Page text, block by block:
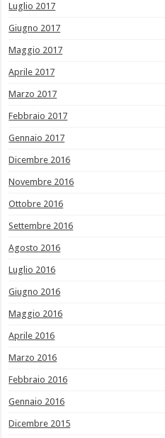
Luglio 2017
Giugno 2017
Maggio 2017
Aprile 2017
Marzo 2017
Febbraio 2017
Gennaio 2017
Dicembre 2016
Novembre 2016
Ottobre 2016
Settembre 2016
Agosto 2016
Luglio 2016
Giugno 2016
Maggio 2016
Aprile 2016
Marzo 2016
Febbraio 2016
Gennaio 2016
Dicembre 2015